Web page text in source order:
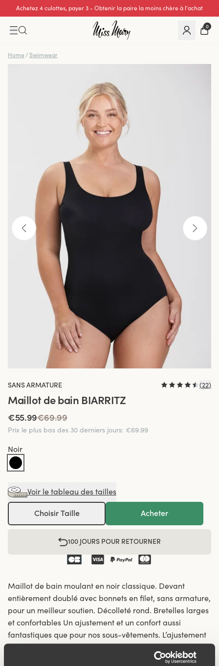
Achetez 4 culottes, payer 3 - Obtenir la paire la moins chère à l'achat
Excellente note de 0 sur 5 0
Home / Swimwear
SANS ARMATURE (22)
Maillot de bain BIARRITZ
€55.99€69.99
Prix le plus bas des 30 derniers jours: €69.99
Noir
Voir le tableau des tailles
Choisir Taille Acheter
100 JOURS POUR RETOURNER
Maillot de bain moulant en noir classique. Devant
entièrement doublé avec bonnets en filet, sans armature,
pour un meilleur soutien. Décolleté rond. Bretelles larges
et confortables Un ajustement et un confort aussi
fantastiques que pour nos sous-vêtements. L’ajustement
est le résultat de plus de 60 années d’expertise dans la
création de soutiens-gorge et de bodies. Entrejambe